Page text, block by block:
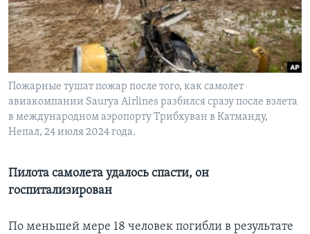
Learning English
СОЦИАЛЬНЫЕ СЕТИ
Языки
Пожарные тушат пожар после того, как самолет
авиакомпании Saurya Airlines разбился сразу после взлета
в международном аэропорту Трибхуван в Катманду,
Непал, 24 июля 2024 года.
Пилота самолета удалось спасти, он
госпитализирован
По меньшей мере 18 человек погибли в результате